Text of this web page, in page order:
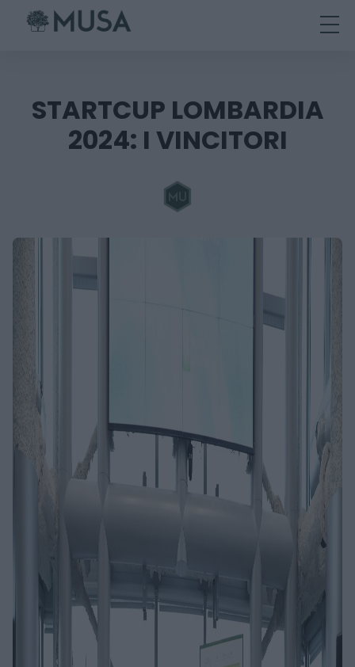
contentSTARTCUP LOMBARDIA
2024: I VINCITORI